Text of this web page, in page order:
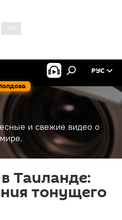
РУС
и свежие видео о
Таиланде:
тонущего